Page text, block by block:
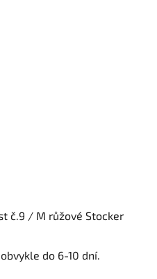
č.9 / M růžové Stocker
do 6-10 dní.